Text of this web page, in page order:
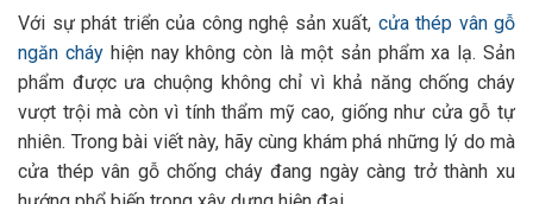
Với sự phát triển của công nghệ sản xuất, cửa thép vân gỗ
ngăn cháyhiện nay không còn là một sản phẩm xa lạ. Sản
phẩm được ưa chuộng không chỉ vì khả năng chống cháy
vượt trội mà còn vì tính thẩm mỹ cao, giống như cửa gỗ tự
nhiên. Trong bài viết này, hãy cùng khám phá những lý do mà
cửa thép vân gỗ chống cháy đang ngày càng trở thành xu